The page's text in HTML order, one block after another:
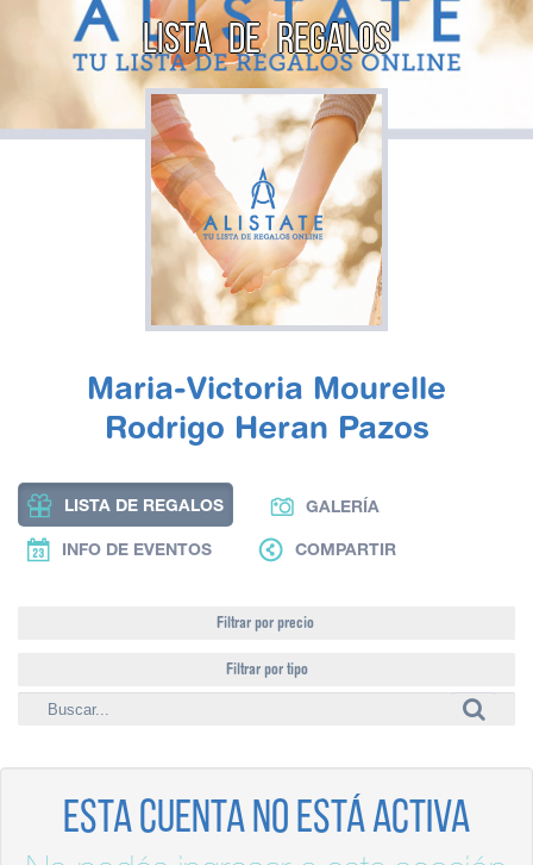
LISTA DE REGALOS
Maria-Victoria Mourelle
Rodrigo Heran Pazos
LISTA DE REGALOS GALERÍA
INFO DE EVENTOS COMPARTIR
Filtrar por precio
Filtrar por tipo
Esta cuenta no está activa